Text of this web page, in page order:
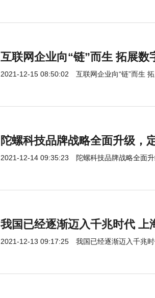
互联网企业向“链”而生 拓展数
2021-12-15 08:50:02 互联网企业向“链”而生
陀螺科技品牌战略全面升级，
2021-12-14 09:35:23 陀螺科技品牌战略全面
我国已经逐渐迈入千兆时代 上
2021-12-13 09:17:25 我国已经逐渐迈入千兆